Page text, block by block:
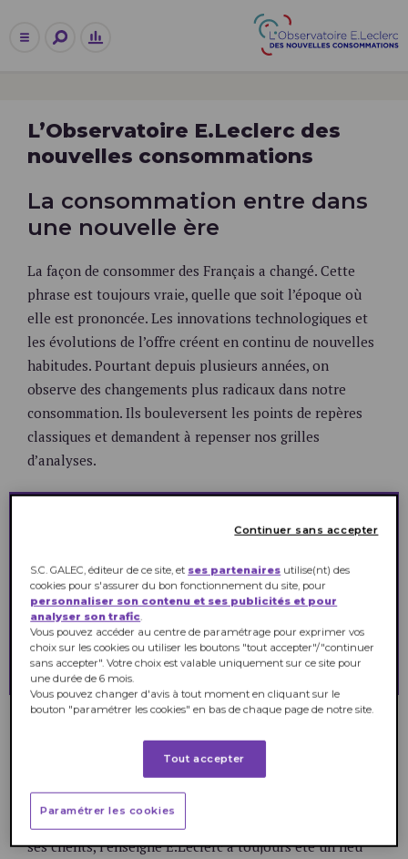
L’Observatoire E.Leclerc des
nouvelles consommations
La consommation entre dans
une nouvelle ère
La façon de consommer des Français a changé. Cette
phrase est toujours vraie, quelle que soit l’époque où
elle est prononcée. Les innovations technologiques et
les évolutions de l’offre créent en continu de nouvelles
habitudes. Pourtant depuis plusieurs années, on
observe des changements plus radicaux dans notre
consommation. Ils bouleversent les points de repères
classiques et demandent à repenser nos grilles
d’analyses.
2000
Françaises et Français, âgés de 18 à 70 ans,
représentatifs de l’ensemble de la population
ont été sollicités par IPSOS du 20 février au 3
mars 2017.
la consommation depuis 70
ses clients, l’enseigne E.Leclerc a toujours été un lieu
Continuer sans accepter
S.C. GALEC, éditeur de ce site, et ses partenaires utilise(nt) des
cookies pour s'assurer du bon fonctionnement du site, pour
personnaliser son contenu et ses publicités et pour
analyser son trafic
Vous pouvez accéder au centre de paramétrage pour exprimer vos
choix sur les cookies ou utiliser les boutons "tout accepter"/"continuer
sans accepter". Votre choix est valable uniquement sur ce site pour
une durée de 6 mois.
Vous pouvez changer d'avis à tout moment en cliquant sur le
bouton "paramétrer les cookies" en bas de chaque page de notre site.
Tout accepter
Paramétrer les cookies